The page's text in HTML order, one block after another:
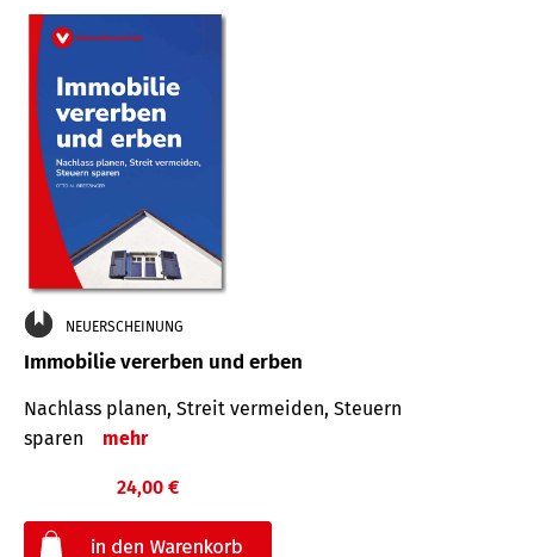
NEUERSCHEINUNG
Immobilie vererben und erben
Nachlass planen, Streit vermeiden, Steuern
sparen
mehr
24,00 €